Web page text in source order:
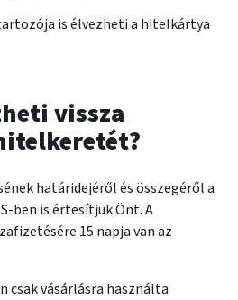
is élvezheti a hitelkártya
vissza
határidejéről és összegéről a
ben is értesítjük Önt. A
15 napja van az
csak vásárlásra használta